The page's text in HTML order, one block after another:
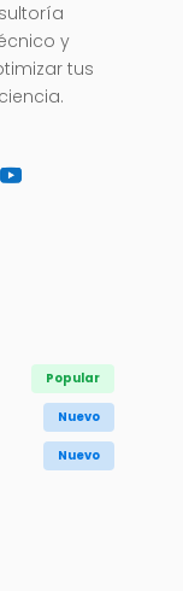
y
tus